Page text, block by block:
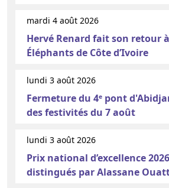
mardi 4 août 2026
Hervé Renard fait son retour
Éléphants de Côte d’Ivoire
lundi 3 août 2026
Fermeture du 4ᵉ pont
des festivités du 7 août
lundi 3 août 2026
Prix national d’excellence
distingués par Alassane